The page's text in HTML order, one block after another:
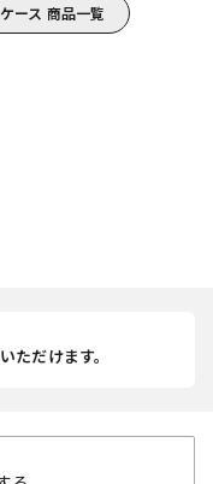
ース 商品一覧
ただけます。